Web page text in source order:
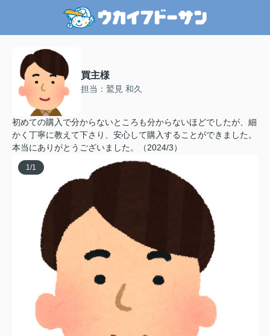
買主様
担当：鷲見 和久
初めての購入で分からないところも分からないほどでしたが、細
かく丁寧に教えて下さり、安心して購入することができました。
本当にありがとうございました。（2024/3）
1/1